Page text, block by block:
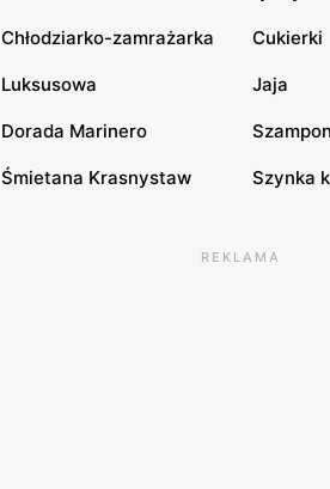
Chłodziarko-zamrażarka Cukierki
Luksusowa Jaja
Dorada Marinero
Śmietana Krasnystaw Szynka
REKLAMA